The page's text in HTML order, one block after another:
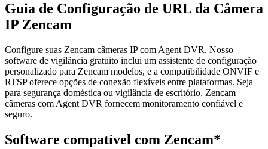
Guia de Configuração de URL da Câmera
IP Zencam
Configure suas Zencam câmeras IP com Agent DVR. Nosso
software de vigilância gratuito inclui um assistente de configuração
personalizado para Zencam modelos, e a compatibilidade ONVIF e
RTSP oferece opções de conexão flexíveis entre plataformas. Seja
para segurança doméstica ou vigilância de escritório, Zencam
câmeras com Agent DVR fornecem monitoramento confiável e
seguro.
Software compatível com Zencam*